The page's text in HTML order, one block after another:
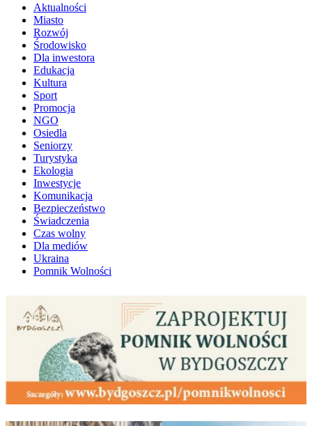
Aktualności
Miasto
Rozwój
Środowisko
Dla inwestora
Edukacja
Kultura
Sport
Promocja
NGO
Osiedla
Seniorzy
Turystyka
Ekologia
Inwestycje
Komunikacja
Bezpieczeństwo
Świadczenia
Czas wolny
Dla mediów
Ukraina
Pomnik Wolności